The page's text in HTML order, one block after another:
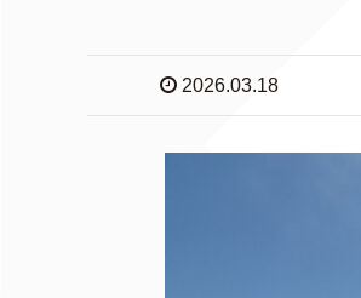
2026.03.18